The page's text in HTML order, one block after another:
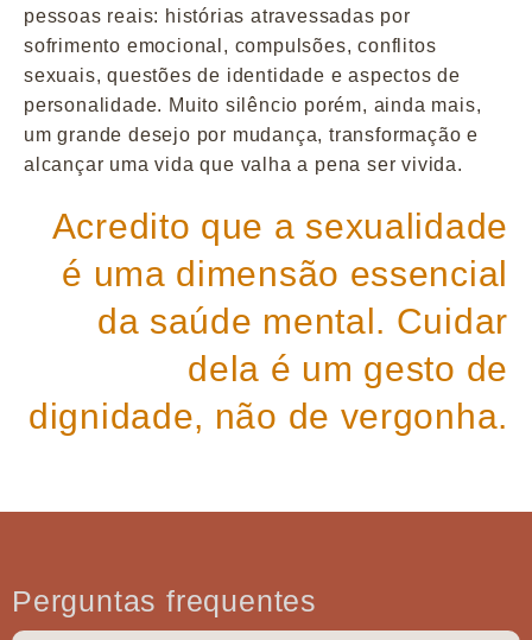
pessoas reais: histórias atravessadas por
sofrimento emocional, compulsões, conflitos
sexuais, questões de identidade e aspectos de
personalidade. Muito silêncio porém, ainda mais,
um grande desejo por mudança, transformação e
alcançar uma vida que valha a pena ser vivida.
Acredito que a sexualidade
é uma dimensão essencial
da saúde mental. Cuidar
dela é um gesto de
dignidade, não de vergonha.
Perguntas frequentes